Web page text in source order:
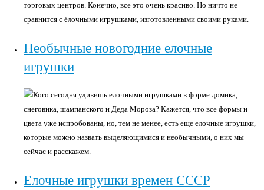
торговых центров. Конечно, все это очень красиво. Но ничто не
сравнится с ёлочными игрушками, изготовленными своими руками.
Необычные новогодние елочные
игрушки
Кого сегодня удивишь елочными игрушками в форме домика,
снеговика, шампанского и Деда Мороза? Кажется, что все формы и
цвета уже испробованы, но, тем не менее, есть еще елочные игрушки,
которые можно назвать выделяющимися и необычными, о них мы
сейчас и расскажем.
Елочные игрушки времен СССР